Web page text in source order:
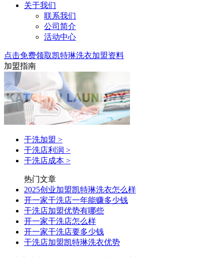
关于我们
联系我们
公司简介
活动中心
点击免费领取凯特琳洗衣加盟资料
加盟指南
干洗加盟 >
干洗店利润 >
干洗店成本 >
热门文章
2025创业加盟凯特琳洗衣怎么样
开一家干洗店一年能赚多少钱
干洗店加盟优势有哪些
开一家干洗店怎么样
开一家干洗店要多少钱
干洗店加盟凯特琳洗衣优势